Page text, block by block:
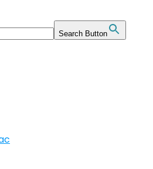
Search Button